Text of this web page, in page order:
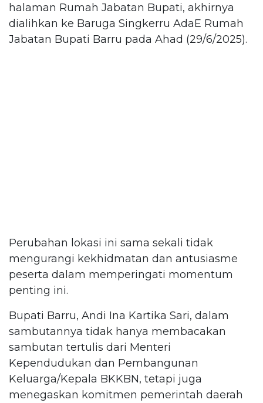
halaman Rumah Jabatan Bupati, akhirnya
dialihkan ke Baruga Singkerru AdaE Rumah
Jabatan Bupati Barru pada Ahad (29/6/2025).
Perubahan lokasi ini sama sekali tidak
mengurangi kekhidmatan dan antusiasme
peserta dalam memperingati momentum
penting ini.
Bupati Barru, Andi Ina Kartika Sari, dalam
sambutannya tidak hanya membacakan
sambutan tertulis dari Menteri
Kependudukan dan Pembangunan
Keluarga/Kepala BKKBN, tetapi juga
menegaskan komitmen pemerintah daerah